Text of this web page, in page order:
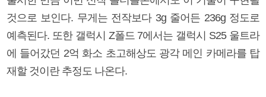
것으로 보인다. 무게는 전작보다 3g 줄어든 236g 정도로
예측된다. 또한 갤럭시 Z폴드 7에서는 갤럭시 S25 울트라
에 들어갔던 2억 화소 초고해상도 광각 메인 카메라를 탑
재할 것이란 추정도 나온다.